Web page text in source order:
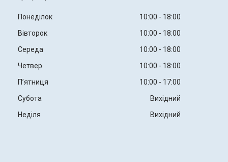
Понеділок 10:00
18:00
Вівторок
10:00
18:00
Середа
10:00
18:00
Четвер
10:00
18:00
Пʼятниця
10:00
17:00
Субота
Вихідний
Неділя
Вихідний